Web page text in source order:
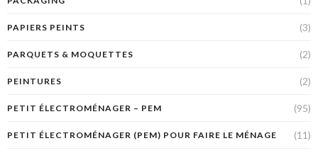
PAPIERS PEINTS (3)
PARQUETS & MOQUETTES (2)
PEINTURES (2)
PETIT ÉLECTROMÉNAGER – PEM (95)
PETIT ÉLECTROMÉNAGER (PEM) POUR FAIRE LE MÉNAGE (11)